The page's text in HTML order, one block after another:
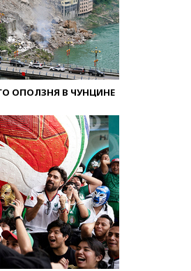
ОПОЛЗНЯ В ЧУНЦИНЕ